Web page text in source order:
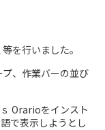
を行いました。
、作業バーの並び
Orarioをインスト
で表示しようとし